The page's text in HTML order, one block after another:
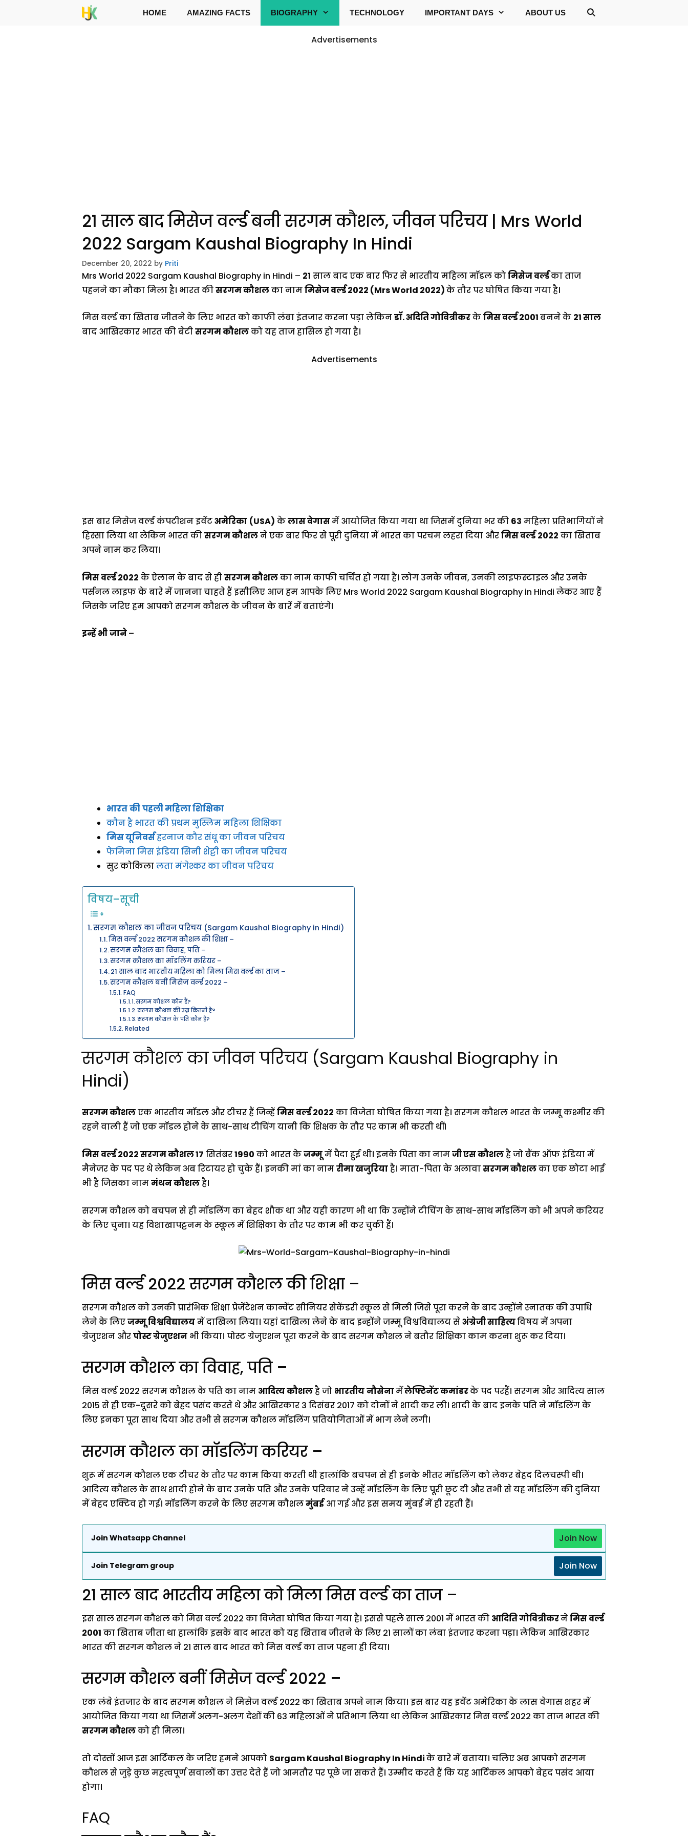
HOME AMAZING FACTS BIOGRAPHY TECHNOLOGY IMPORTANT DAYS ABOUT US
Advertisements
21 साल बाद मिसेज वर्ल्ड बनी सरगम कौशल, जीवन परिचय | Mrs World
2022 Sargam Kaushal Biography In Hindi
December 20, 2022 by Priti
Mrs World 2022 Sargam Kaushal Biography in Hindi – 21 साल बाद एक बार फिर से भारतीय महिला मॉडल कोमिसेज वर्ल्डका ताज
पहनने का मौका मिला है। भारत कीसरगम कौशलका नाममिसेज वर्ल्ड 2022 (Mrs World 2022)के तौर पर घोषित किया गया है।
मिस वर्ल्ड का खिताब जीतने के लिए भारत को काफी लंबा इंतजार करना पड़ा लेकिनडॉ. अदिति गोवित्रीकरकेमिस वर्ल्ड 2001बनने के 21 साल
बाद आखिरकार भारत की बेटीसरगम कौशलको यह ताज हासिल हो गया है।
Advertisements
इस बार मिसेज वर्ल्ड कंपटीशन इवेंटअमेरिका (USA) केलास वेगासमें आयोजित किया गया था जिसमें दुनिया भर की 63 महिला प्रतिभागियों ने
हिस्सा लिया था लेकिन भारत कीसरगम कौशलने एक बार फिर से पूरी दुनिया में भारत का परचम लहरा दिया औरमिस वर्ल्ड 2022 का खिताब
अपने नाम कर लिया।
मिस वर्ल्ड 2022 के ऐलान के बाद से हीसरगम कौशलका नाम काफी चर्चित हो गया है। लोग उनके जीवन, उनकी लाइफस्टाइल और उनके
पर्सनल लाइफ के बारे में जानना चाहते हैं इसीलिए आज हम आपके लिए Mrs World 2022 Sargam Kaushal Biography in Hindi लेकर आए हैं
जिसके जरिए हम आपको सरगम कौशल के जीवन के बारें में बताएंगे।
इन्हें भीजाने–
भारतकीपहली महिला शिक्षिका
कौन है भारत की प्रथम मुस्लिम महिला शिक्षिका
मिस यूनिवर्सहरनाज कौर संधू का जीवन परिचय
फेमिना मिस इंडिया सिनी शेट्टी का जीवन परिचय
सुर कोकिलालता मंगेश्कर का जीवन परिचय
विषय–सूची
सरगम कौशल का जीवन परिचय (Sargam Kaushal Biography in Hindi)
मिस वर्ल्ड 2022 सरगम कौशल की शिक्षा –
सरगम कौशल का विवाह, पति –
सरगम कौशल का मॉडलिंग करियर –
21 साल बाद भारतीय महिला को मिला मिस वर्ल्ड का ताज –
सरगम कौशल बनीं मिसेज वर्ल्ड 2022 –
FAQ
सरगम कौशल कौन हैं?
सरगम कौशल की उम्र कितनी है?
सरगम कौशल के पति कौन हैं?
Related
सरगम कौशल का जीवन परिचय (Sargam Kaushal Biography in
Hindi)
सरगम कौशलएक भारतीय मॉडल और टीचर हैं जिन्हेंमिस वर्ल्ड 2022 का विजेता घोषित किया गया है। सरगम कौशल भारत के जम्मू कश्मीर की
रहने वाली हैं जो एक मॉडल होने के साथ-साथ टीचिंग यानी कि शिक्षक के तौर पर काम भी करती थीं।
मिस वर्ल्ड 2022 सरगम कौशल 17 सितंबर1990 को भारत केजम्मूमें पैदा हुई थी। इनके पिता का नामजी एस कौशलहै जो बैंक ऑफ इंडिया में
मैनेजर के पद पर थे लेकिन अब रिटायर हो चुके हैं। इनकी मां का नामरीमा खजुरियाहै। माता-पिता के अलावासरगम कौशलका एक छोटा भाई
भी है जिसका नाममंथन कौशलहै।
सरगम कौशल को बचपन से ही मॉडलिंग का बेहद शौक था और यही कारण भी था कि उन्होंने टीचिंग के साथ-साथ मॉडलिंग को भी अपने करियर
के लिए चुना। यह विशाखापट्टनम के स्कूल में शिक्षिका के तौर पर काम भी कर चुकी हैं।
मिस वर्ल्ड 2022 सरगम कौशल की शिक्षा –
सरगम कौशल को उनकी प्रारंभिक शिक्षा प्रेजेंटेशन कान्वेंट सीनियर सेकेंडरी स्कूल से मिली जिसे पूरा करने के बाद उन्होंने स्नातक की उपाधि
लेने के लिएजम्मू विश्वविद्यालयमें दाखिला लिया। यहां दाखिला लेने के बाद इन्होंने जम्मू विश्वविद्यालय सेअंग्रेजी साहित्यविषय में अपना
ग्रेजुएशन औरपोस्ट ग्रेजुएशन भी किया। पोस्ट ग्रेजुएशन पूरा करने के बाद सरगम कौशल ने बतौर शिक्षिका काम करना शुरू कर दिया।
सरगम कौशल का विवाह, पति –
मिस वर्ल्ड 2022 सरगम कौशल के पति का नाम आदित्य कौशलहै जो भारतीयनौसेनामेंलेफ्टिनेंट कमांडरके पद परहैं। सरगम और आदित्य साल
2015 से ही एक-दूसरे को बेहद पसंद करते थे और आखिरकार 3 दिसंबर 2017 को दोनों ने शादी कर ली। शादी के बाद इनके पति ने मॉडलिंग के
लिए इनका पूरा साथ दिया और तभी से सरगम कौशल मॉडलिंग प्रतियोगिताओं में भाग लेने लगी।
सरगम कौशल का मॉडलिंग करियर –
शुरू में सरगम कौशल एक टीचर के तौर पर काम किया करती थी हालांकि बचपन से ही इनके भीतर मॉडलिंग को लेकर बेहद दिलचस्पी थी।
आदित्य कौशल के साथ शादी होने के बाद उनके पति और उनके परिवार ने उन्हें मॉडलिंग के लिए पूरी छूट दी और तभी से यह मॉडलिंग की दुनिया
में बेहद एक्टिव हो गई। मॉडलिंग करने के लिए सरगम कौशलमुंबईआ गई और इस समय मुंबई में ही रहती हैं।
Join Whatsapp Channel Join Now
Join Telegram group Join Now
21 साल बाद भारतीय महिला को मिला मिस वर्ल्ड का ताज –
इस साल सरगम कौशल को मिस वर्ल्ड 2022 का विजेता घोषित किया गया है। इससे पहले साल 2001 में भारत की आदिति गोवित्रीकरनेमिस वर्ल्ड
2001 का खिताब जीता था हालांकि इसके बाद भारत को यह खिताब जीतने के लिए 21 सालों का लंबा इंतजार करना पड़ा। लेकिन आखिरकार
भारत की सरगम कौशल ने 21 साल बाद भारत को मिस वर्ल्ड का ताज पहना ही दिया।
सरगम कौशल बनीं मिसेज वर्ल्ड 2022 –
एक लंबे इंतजार के बाद सरगम कौशल ने मिसेज वर्ल्ड 2022 का खिताब अपने नाम किया। इस बार यह इवेंट अमेरिका के लास वेगास शहर में
आयोजित किया गया था जिसमें अलग-अलग देशों की 63 महिलाओं ने प्रतिभाग लिया था लेकिन आखिरकार मिस वर्ल्ड 2022 का ताज भारत की
सरगम कौशलको ही मिला।
तो दोस्तों आज इस आर्टिकल के जरिए हमने आपको Sargam Kaushal Biography In Hindiके बारे में बताया। चलिए अब आपको सरगम
कौशल से जुड़े कुछ महत्वपूर्ण सवालों का उत्तर देते हैं जो आमतौर पर पूछे जा सकते हैं। उम्मीद करते हैं कि यह आर्टिकल आपको बेहद पसंद आया
होगा।
FAQ